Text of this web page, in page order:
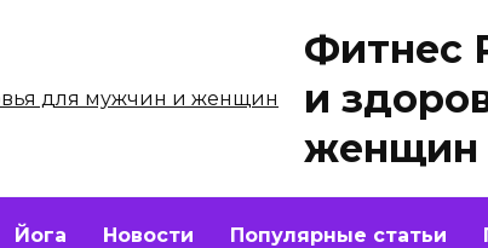
Фитнес
и
женщин
Йога Новости Популярные статьи